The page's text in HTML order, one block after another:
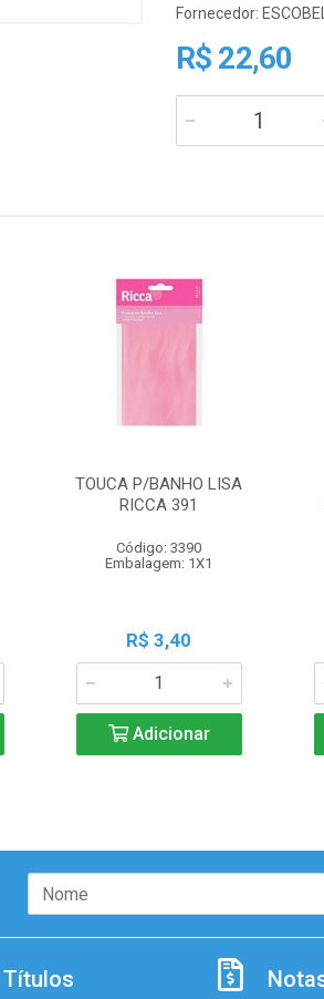
Fornecedor:
R$ 22,60
TOUCA P/BANHO LISA
RICCA 391
Código: 3390
Embalagem: 1X1
R$ 3,40
Adicionar
Títulos